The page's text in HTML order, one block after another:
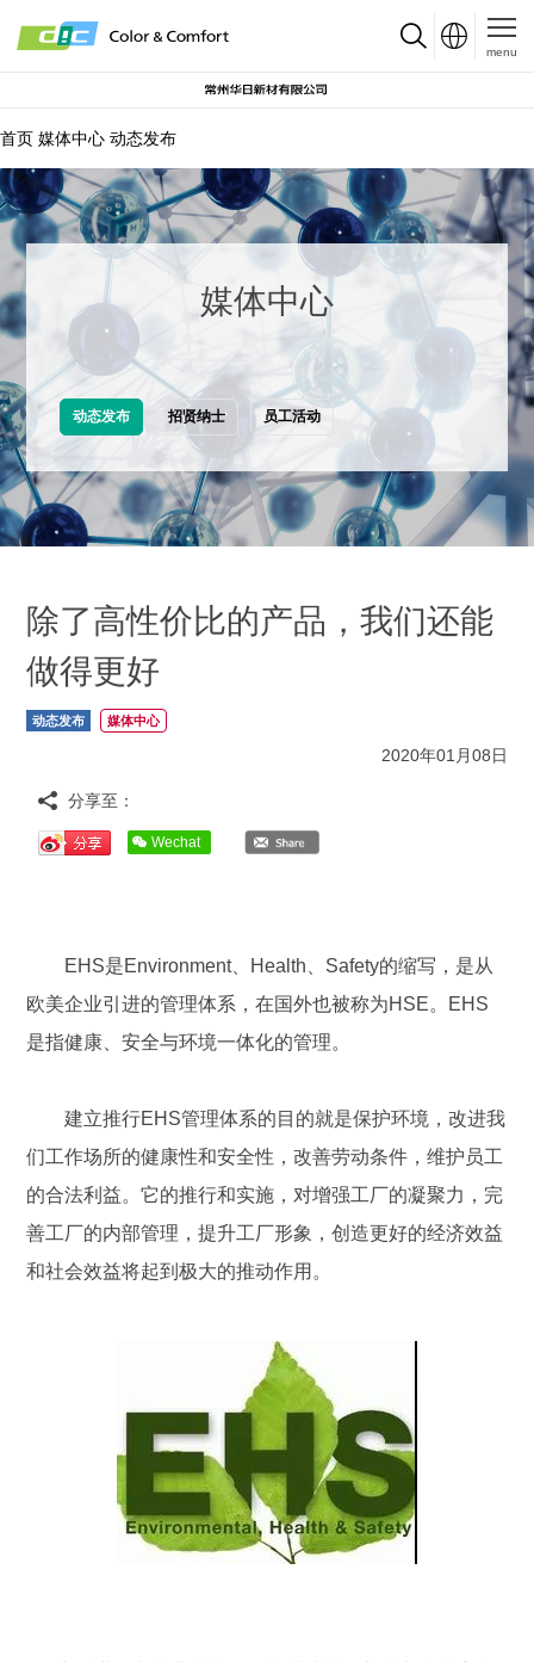
menu
首页 媒体中心 动态发布
媒体中心
动态发布 招贤纳士 员工活动
除了高性价比的产品，我们还能
做得更好
动态发布 媒体中心
2020年01月08日
分享至：
Wechat
EHS是Environment、Health、Safety的缩写，是从
欧美企业引进的管理体系，在国外也被称为HSE。EHS
是指健康、安全与环境一体化的管理。
建立推行EHS管理体系的目的就是保护环境，改进我
们工作场所的健康性和安全性，改善劳动条件，维护员工
的合法利益。它的推行和实施，对增强工厂的凝聚力，完
善工厂的内部管理，提升工厂形象，创造更好的经济效益
和社会效益将起到极大的推动作用。